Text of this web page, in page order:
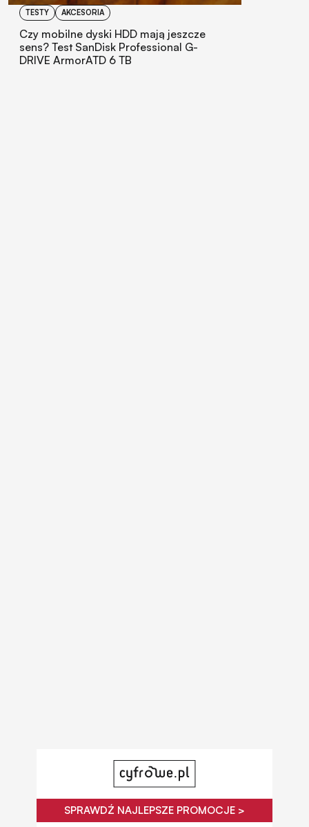
TESTY AKCESORIA
Czy mobilne dyski HDD mają jeszcze
sens? Test SanDisk Professional G-
DRIVE ArmorATD 6 TB
SPRAWDŹ NAJLEPSZE PROMOCJE >